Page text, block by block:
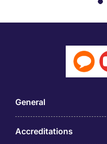
General
Accreditations